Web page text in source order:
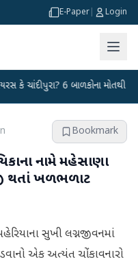
E-Paper Login
6 બાળકોના મોતથી ફફડાટ ●
Bookmark
નામે મહેસાણા
થતાં ખળભળાટ
સુખી લગ્નજીવનમાં
એક અત્યંત ચોંકાવનારો